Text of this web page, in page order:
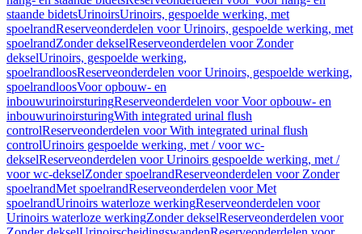
staande bidetsUrinoirsUrinoirs, gespoelde werking, met
spoelrandReserveonderdelen voor Urinoirs, gespoelde werking, met
spoelrandZonder dekselReserveonderdelen voor Zonder
dekselUrinoirs, gespoelde werking,
spoelrandloosReserveonderdelen voor Urinoirs, gespoelde werking,
spoelrandloosVoor opbouw- en
inbouwurinoirsturingReserveonderdelen voor Voor opbouw- en
inbouwurinoirsturingWith integrated urinal flush
controlReserveonderdelen voor With integrated urinal flush
controlUrinoirs gespoelde werking, met / voor wc-
dekselReserveonderdelen voor Urinoirs gespoelde werking, met /
voor wc-dekselZonder spoelrandReserveonderdelen voor Zonder
spoelrandMet spoelrandReserveonderdelen voor Met
spoelrandUrinoirs waterloze werkingReserveonderdelen voor
Urinoirs waterloze werkingZonder dekselReserveonderdelen voor